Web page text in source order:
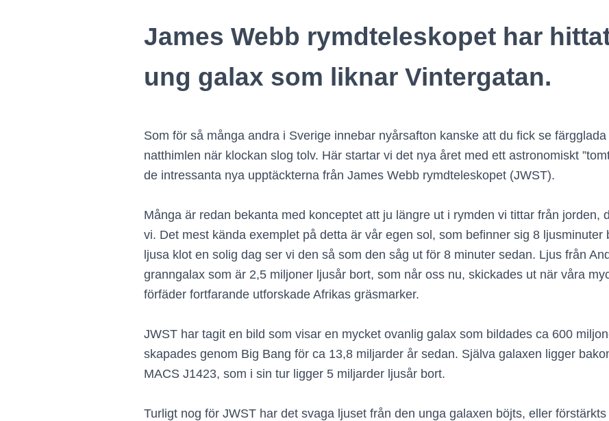
James Webb rymdteleskopet har
ung galax som liknar Vintergatan.
Som för så många andra i Sverige innebar nyårsafton kanske att du fick se
natthimlen när klockan slog tolv. Här startar vi det nya året med ett astronomiskt
de intressanta nya upptäckterna från James Webb rymdteleskopet (JWST).
Många är redan bekanta med konceptet att ju längre ut i rymden vi tittar från jorden,
vi. Det mest kända exemplet på detta är vår egen sol, som befinner sig 8 ljusminuter
ljusa klot en solig dag ser vi den så som den såg ut för 8 minuter sedan. Ljus från
granngalax som är 2,5 miljoner ljusår bort, som når oss nu, skickades ut när våra
förfäder fortfarande utforskade Afrikas gräsmarker.
JWST har tagit en bild som visar en mycket ovanlig galax som bildades ca 600
skapades genom Big Bang för ca 13,8 miljarder år sedan. Själva galaxen ligger
MACS J1423, som i sin tur ligger 5 miljarder ljusår bort.
Turligt nog för JWST har det svaga ljuset från den unga galaxen böjts, eller